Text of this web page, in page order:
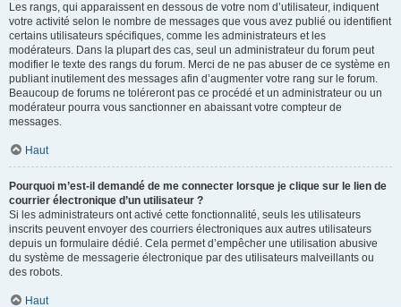
Les rangs, qui apparaissent en dessous de votre nom d’utilisateur, indiquent
votre activité selon le nombre de messages que vous avez publié ou identifient
certains utilisateurs spécifiques, comme les administrateurs et les
modérateurs. Dans la plupart des cas, seul un administrateur du forum peut
modifier le texte des rangs du forum. Merci de ne pas abuser de ce système en
publiant inutilement des messages afin d’augmenter votre rang sur le forum.
Beaucoup de forums ne toléreront pas ce procédé et un administrateur ou un
modérateur pourra vous sanctionner en abaissant votre compteur de
messages.
Haut
Pourquoi m’est-il demandé de me connecter lorsque je clique sur le lien de
courrier électronique d’un utilisateur ?
Si les administrateurs ont activé cette fonctionnalité, seuls les utilisateurs
inscrits peuvent envoyer des courriers électroniques aux autres utilisateurs
depuis un formulaire dédié. Cela permet d’empêcher une utilisation abusive
du système de messagerie électronique par des utilisateurs malveillants ou
des robots.
Haut